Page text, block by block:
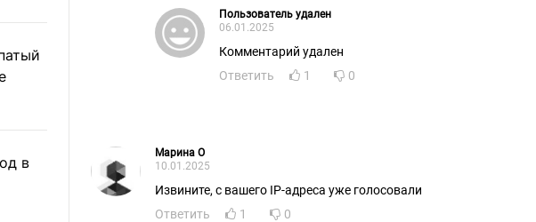
в
Пользователь удален
06.01.2025
Комментарий удален
Ответить
1 0
Марина О
10.01.2025
Извините, с вашего IP-адреса уже голосовали
Ответить
1 0